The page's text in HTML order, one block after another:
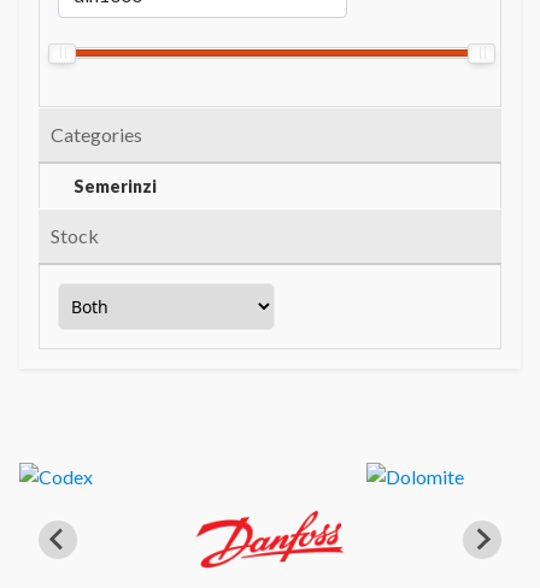
Categories
Semerinzi
Stock